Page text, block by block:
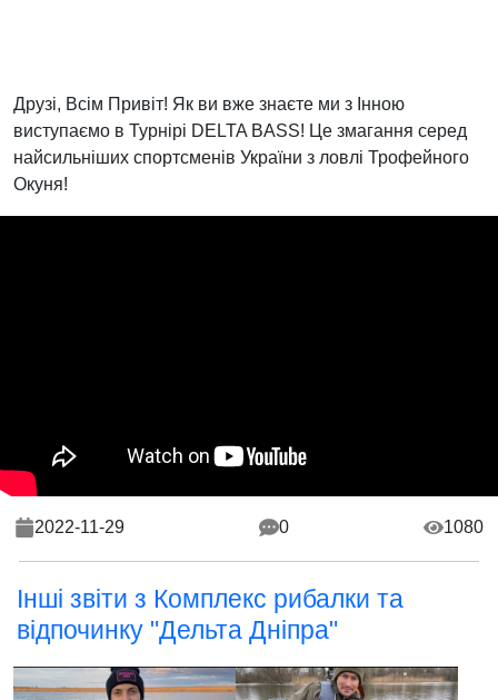
Друзі, Всім Привіт! Як ви вже знаєте ми з Інною
виступаємо в Турнірі DELTA BASS! Це змагання серед
найсильніших спортсменів України з ловлі Трофейного
Окуня!
2022-11-29 0 1080
Інші звіти з Комплекс рибалки та
відпочинку "Дельта Дніпра"